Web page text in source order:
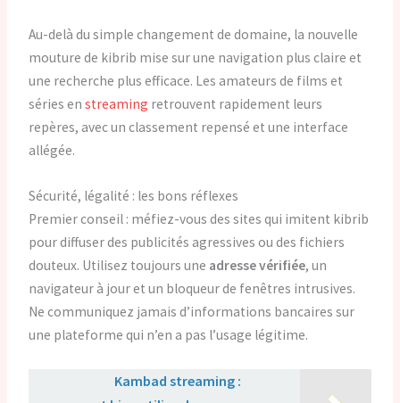
Au-delà du simple changement de domaine, la nouvelle
mouture de kibrib mise sur une navigation plus claire et
une recherche plus efficace. Les amateurs de films et
séries enstreaming retrouvent rapidement leurs
repères, avec un classement repensé et une interface
allégée.
Sécurité, légalité : les bons réflexes
Premier conseil : méfiez-vous des sites qui imitent kibrib
pour diffuser des publicités agressives ou des fichiers
douteux. Utilisez toujours une adresse vérifiée, un
navigateur à jour et un bloqueur de fenêtres intrusives.
Ne communiquez jamais d’informations bancaires sur
une plateforme qui n’en a pas l’usage légitime.
Kambad streaming :